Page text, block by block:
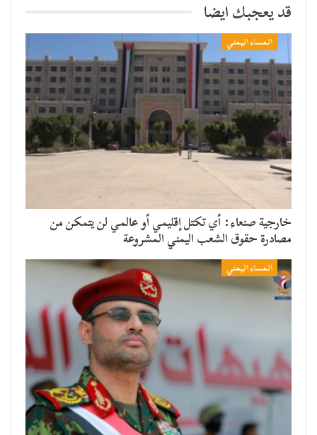
قد يعجبك ايضا
المساء اليمني
خارجية صنعاء: أي تكتل إقليمي أو عالمي لن يتمكن من
مصادرة حقوق الشعب اليمني المشروعة
المساء اليمني